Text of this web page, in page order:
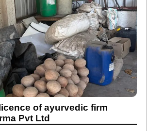
of ayurvedic firm
Pvt Ltd